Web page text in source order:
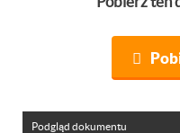
Podgląd dokumentu